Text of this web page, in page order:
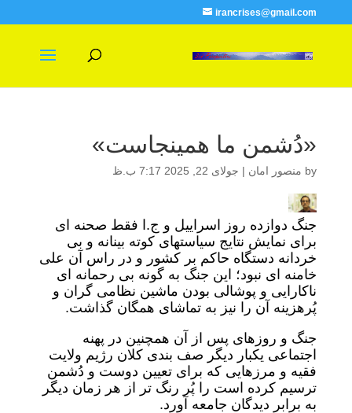
irancrises@gmail.com
«دُشمن ما همینجاست»
by منصور امان | جولای 22, 2025 7:17 ب.ظ
جنگ دوازده روز اسراییل و ج.ا فقط صحنه ای
برای نمایش نتایج سیاستهای کوته بینانه و بی
خردانه دستگاه حاکم بر کشور و در راس آن علی
خامنه ای نبود؛ این جنگ به گونه بی رحمانه ای
ناکارایی و پوشالی بودن ماشین نظامی گران و
پُرهزینه آن را نیز به تماشای همگان گذاشت.
جنگ و روزهای پس از آن همچنین در پهنه
اجتماعی یکبار دیگر صف بندی کلان رژیم ولایت
فقیه و مرزهایی که برای تعیین دوست و دُشمن
ترسیم کرده است را پُر رنگ تر از هر زمان دیگر
به برابر دیدگان جامعه آورد.